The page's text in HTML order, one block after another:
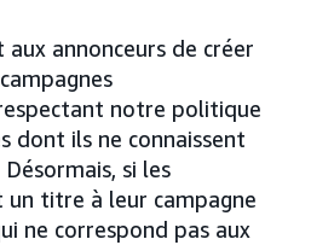
annonceurs de créer
notre politique
dont ils ne connaissent
si les
un titre à leur campagne
ne correspond pas aux